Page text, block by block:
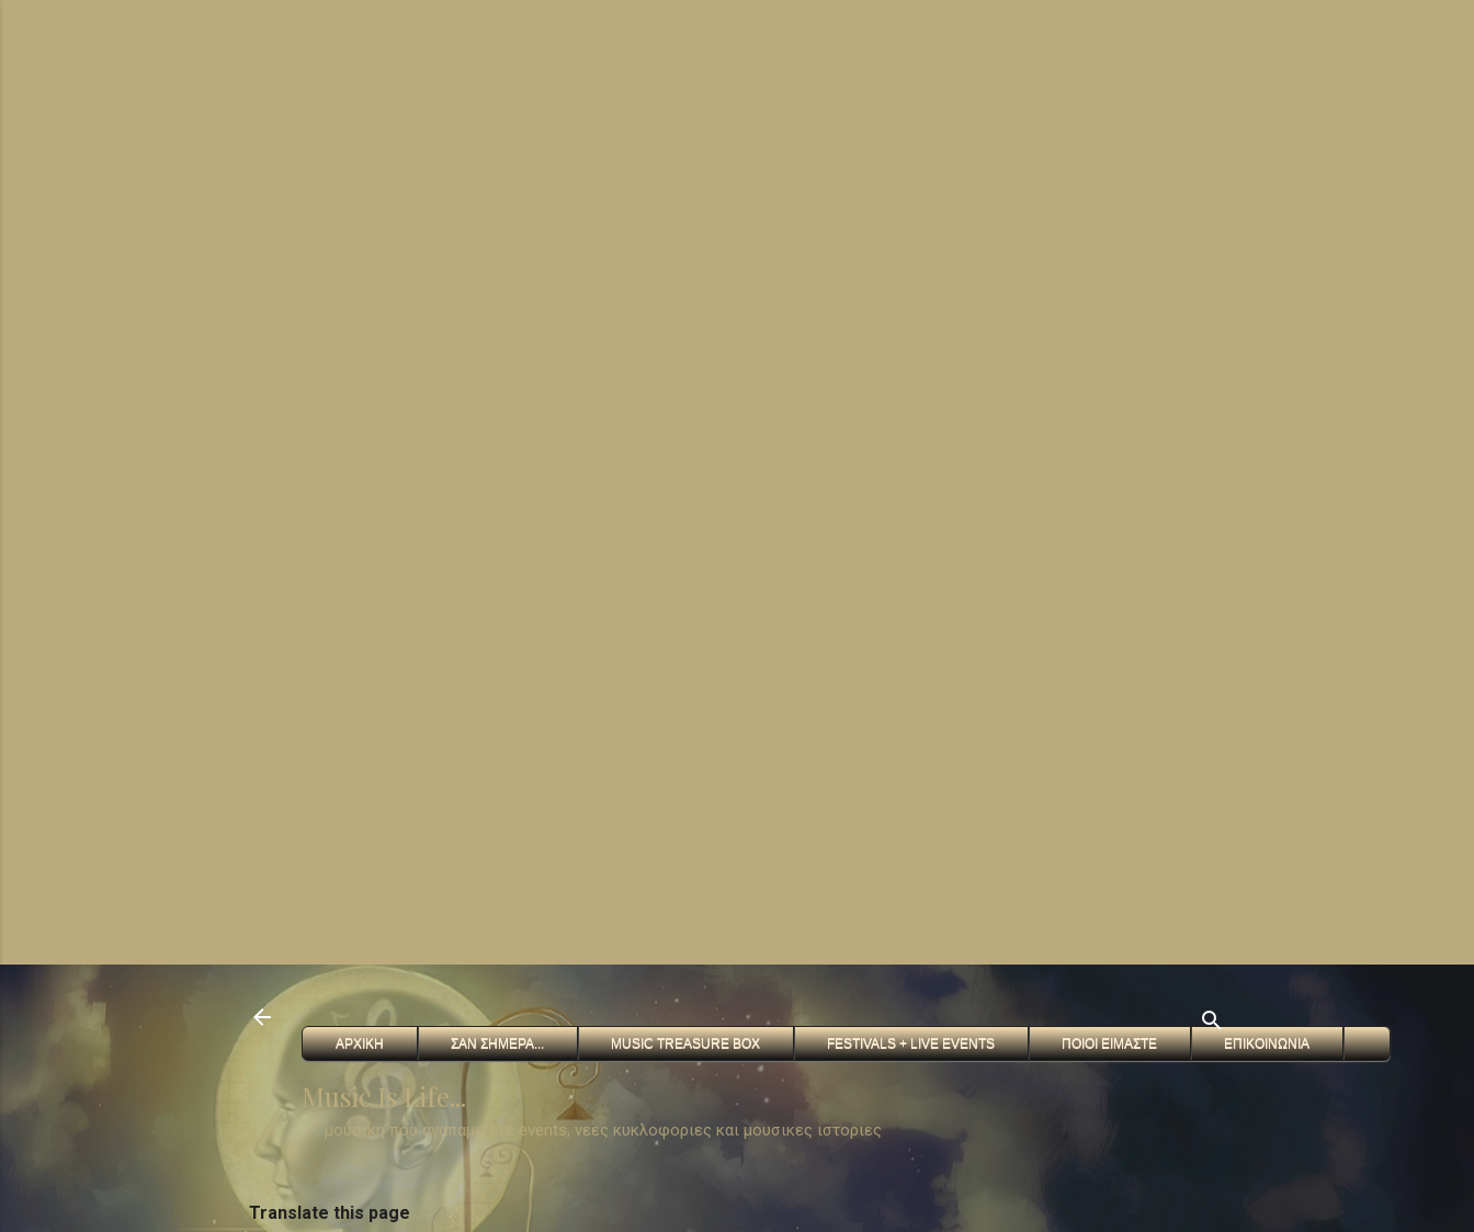
ΑΡΧΙΚΗ ΣΑΝ ΣΗΜΕΡΑ... MUSIC TREASURE BOX FESTIVALS + LIVE EVENTS ΠΟΙΟΙ ΕΙΜΑΣΤΕ ΕΠΙΚΟΙΝΩΝΙΑ
Music Is Life...
. . . μουσικη που αγαπαμε, live events, νεες κυκλοφοριες και μουσικες ιστοριες
Translate this page